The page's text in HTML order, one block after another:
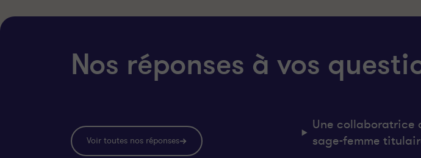
Nos réponses à vos
Voir toutes nos réponses
Une collaboratrice
sage-femme